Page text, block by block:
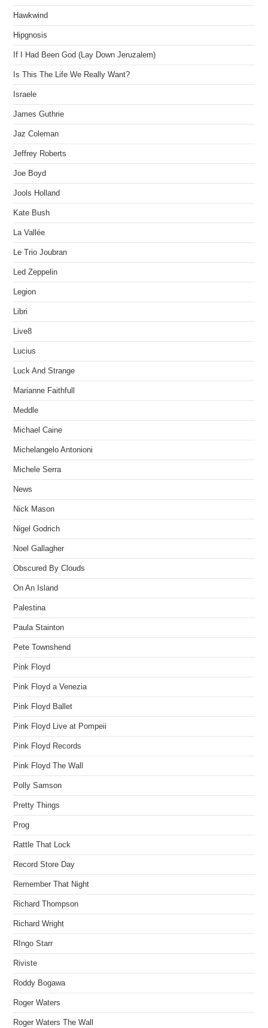
Hawkwind
Hipgnosis
If I Had Been God (Lay Down Jeruzalem)
Is This The Life We Really Want?
Israele
James Guthrie
Jaz Coleman
Jeffrey Roberts
Joe Boyd
Jools Holland
Kate Bush
La Vallée
Le Trio Joubran
Led Zeppelin
Legion
Libri
Live8
Lucius
Luck And Strange
Marianne Faithfull
Meddle
Michael Caine
Michelangelo Antonioni
Michele Serra
News
Nick Mason
Nigel Godrich
Noel Gallagher
Obscured By Clouds
On An Island
Palestina
Paula Stainton
Pete Townshend
Pink Floyd
Pink Floyd a Venezia
Pink Floyd Ballet
Pink Floyd Live at Pompeii
Pink Floyd Records
Pink Floyd The Wall
Polly Samson
Pretty Things
Prog
Rattle That Lock
Record Store Day
Remember That Night
Richard Thompson
Richard Wright
RIngo Starr
Riviste
Roddy Bogawa
Roger Waters
Roger Waters The Wall